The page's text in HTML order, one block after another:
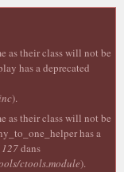
as their class will not be
has a deprecated
).
as their class will not be
has a
127dans
ctools.module).